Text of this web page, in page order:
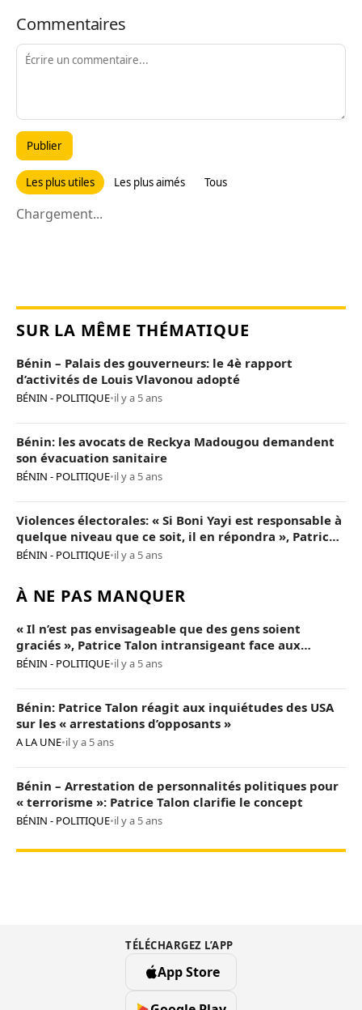
Commentaires
Publier
Les plus utiles Les plus aimés Tous
Chargement...
SUR LA MÊME THÉMATIQUE
Bénin – Palais des gouverneurs: le 4è rapport
d’activités de Louis Vlavonou adopté
BÉNIN - POLITIQUE•il y a 5 ans
Bénin: les avocats de Reckya Madougou demandent
son évacuation sanitaire
BÉNIN - POLITIQUE•il y a 5 ans
Violences électorales: « Si Boni Yayi est responsable à
quelque niveau que ce soit, il en répondra », Patrice
Talon
BÉNIN - POLITIQUE•il y a 5 ans
À NE PAS MANQUER
« Il n’est pas envisageable que des gens soient
graciés », Patrice Talon intransigeant face aux
« opposants terroristes »
BÉNIN - POLITIQUE•il y a 5 ans
Bénin: Patrice Talon réagit aux inquiétudes des USA
sur les « arrestations d’opposants »
A LA UNE•il y a 5 ans
Bénin – Arrestation de personnalités politiques pour
« terrorisme »: Patrice Talon clarifie le concept
BÉNIN - POLITIQUE•il y a 5 ans
TÉLÉCHARGEZ L’APP
App Store